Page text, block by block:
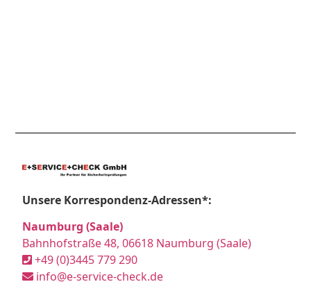
Unsere Korrespondenz-Adressen*:
Naumburg (Saale)
Bahnhofstraße 48, 06618 Naumburg (Saale)
+49 (0)3445 779 290
info@e-service-check.de